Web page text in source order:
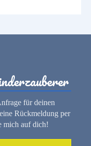
für deinen
Rückmeldung per
mich auf dich!